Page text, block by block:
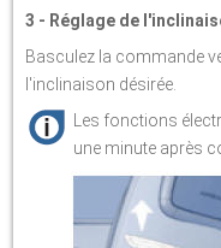
3 - Réglage de
Basculez la commande
l'inclinaison désirée.
Les fonctions
une minute après